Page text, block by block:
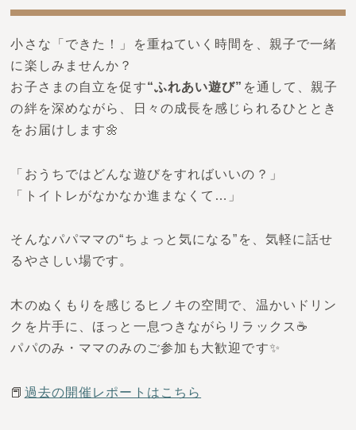
小さな「できた！」を重ねていく時間を、親子で一緒
に楽しみませんか？
お子さまの自立を促す“ふれあい遊び” を通して、親子
の絆を深めながら、日々の成長を感じられるひととき
をお届けします🌼
「おうちではどんな遊びをすればいいの？」
「トイトレがなかなか進まなくて…」
そんなパパママの“ちょっと気になる”を、気軽に話せ
るやさしい場です。
木のぬくもりを感じるヒノキの空間で、温かいドリン
クを片手に、ほっと一息つきながらリラックス☕️
パパのみ・ママのみのご参加も大歓迎です✨
📕 過去の開催レポートはこちら